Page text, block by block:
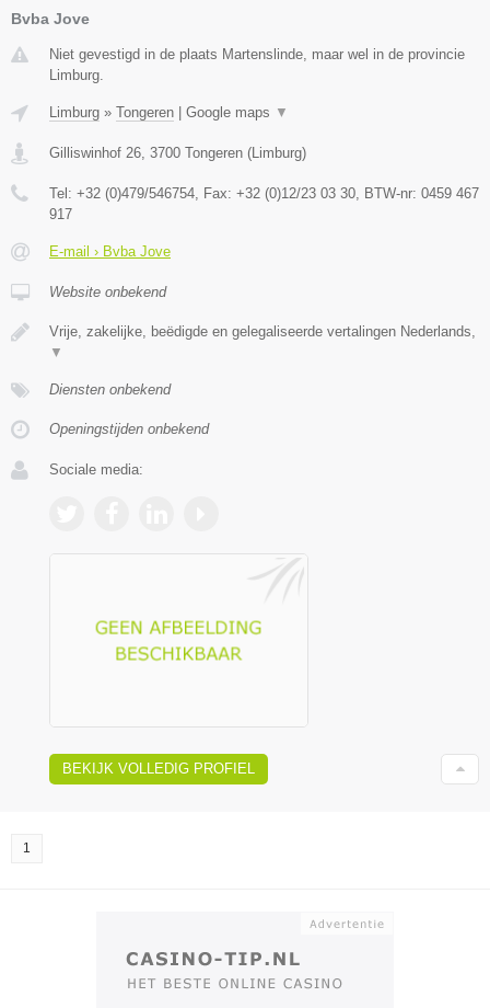
Bvba Jove
Niet gevestigd in de plaats Martenslinde, maar wel in de provincie
Limburg.
Limburg » Tongeren Google maps ▼
Gilliswinhof 26 3700 Tongeren ( Limburg)
Tel: +32 (0)479/546754 , Fax: +32 (0)12/23 03 30 , BTW-nr: 0459 467
917
E-mail › Bvba Jove
Website onbekend
Vrije, zakelijke, beëdigde en gelegaliseerde vertalingen Nederlands,
▼
Diensten onbekend
Openingstijden onbekend
Sociale media:
BEKIJK VOLLEDIG PROFIEL
1